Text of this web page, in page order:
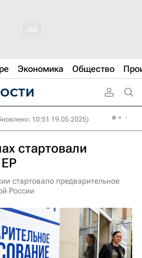
Экономика Общество
10:51 19.05.2025)
стартовали
стартовало предварительное
России